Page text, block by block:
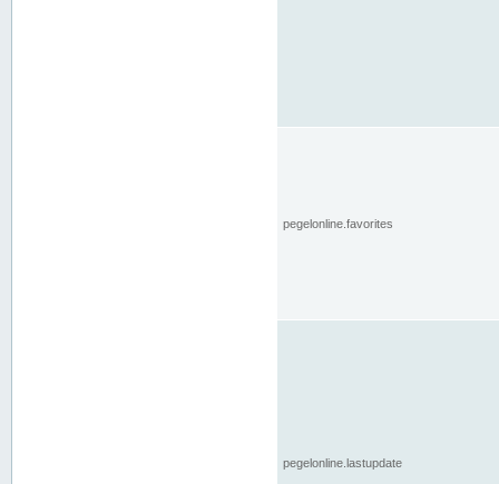
pegelonline.favorites
pegelonline.lastupdate